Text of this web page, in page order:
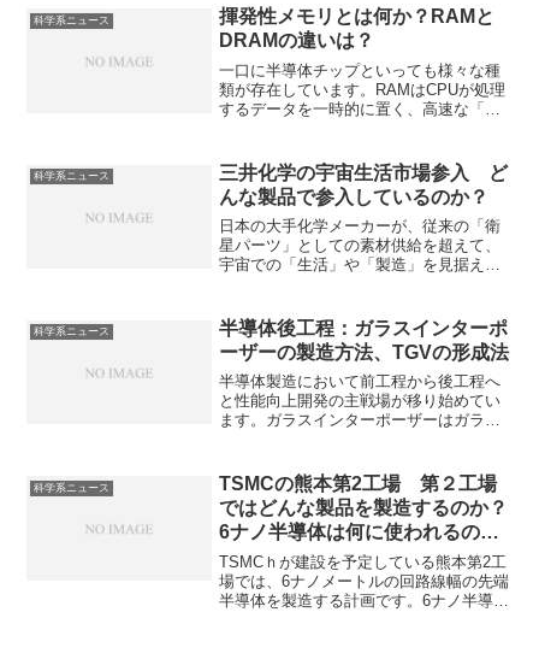
な措置なのか、なぜ撤回するのかを知る
ことができます。
科学系ニュース
揮発性メモリとは何か？RAMと
DRAMの違いは？
一口に半導体チップといっても様々な種
類が存在しています。RAMはCPUが処理
するデータを一時的に置く、高速な「作
こかを知ることができます。
科学系ニュース
三井化学の宇宙生活市場参入 ど
んな製品で参入しているのか？
日本の大手化学メーカーが、従来の「衛
星パーツ」としての素材供給を超えて、
宇宙での「生活」や「製造」を見据えた
要の衣類や三井グループ全体での宇宙で
の「街づくり」などでの参入を行ってい
ます。
科学系ニュース
半導体後工程：ガラスインターポ
ーザーの製造方法、TGVの形成法
半導体製造において前工程から後工程へ
と性能向上開発の主戦場が移り始めてい
ます。ガラスインターポーザーはガラス
近い、大面積で安価に製造できるなどの
特徴を持っています。ガラスインターポ
ーザーの製造工程、特に穴あけの工程、
レーザー加工とウエットエッチングの違
いを知ることができます。
科学系ニュース
TSMCの熊本第2工場 第２工場
ではどんな製品を製造するのか？
6ナノ半導体は何に使われるの
か？
TSMCｈが建設を予定している熊本第2工
場では、6ナノメートルの回路線幅の先端
半導体を製造する計画です。6ナノ半導体